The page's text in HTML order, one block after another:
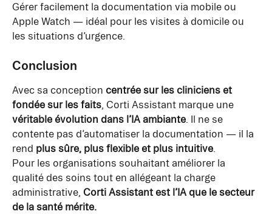
Gérer facilement la documentation via mobile ou
Apple Watch — idéal pour les visites à domicile ou
les situations d’urgence.
Conclusion
Avec sa conception centrée sur les cliniciens et
fondée sur les faits , Corti Assistant marque une
véritable évolution dans l’IA ambiante. Il ne se
contente pas d’automatiser la documentation — il la
rend plus sûre, plus flexible et plus intuitive.
Pour les organisations souhaitant améliorer la
qualité des soins tout en allégeant la charge
administrative, Corti Assistant est l’IA que le secteur
de la santé mérite.